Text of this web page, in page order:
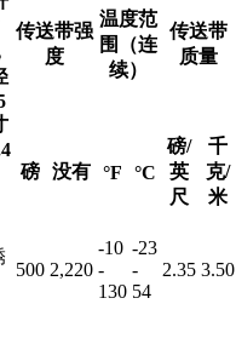
传送带强
度
温度范
围（连
续）
传送带
质量
磅 没有 °F °C
磅/
英
尺
千
克/
米
500 2,220
-10
-
130
-23
-
54
2.35 3.50